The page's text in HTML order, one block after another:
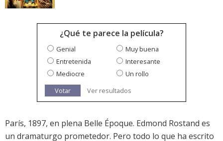
¿Qué te parece la película?
Genial
Muy buena
Entretenida
Interesante
Mediocre
Un rollo
Votar
Ver resultados
París, 1897, en plena Belle Époque. Edmond Rostand es
un dramaturgo prometedor. Pero todo lo que ha escrito